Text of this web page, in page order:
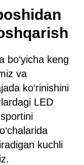
bo‘yicha keng
va
ko‘rinishini
LED
kuchli